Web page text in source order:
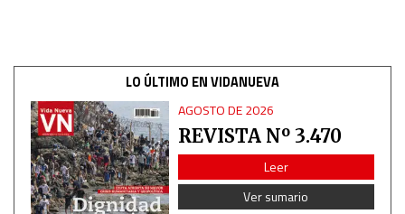
LO ÚLTIMO EN VIDANUEVA
AGOSTO DE 2026
REVISTA Nº 3.470
Leer
Ver sumario